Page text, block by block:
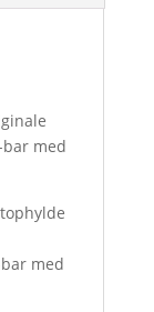
bar med
med